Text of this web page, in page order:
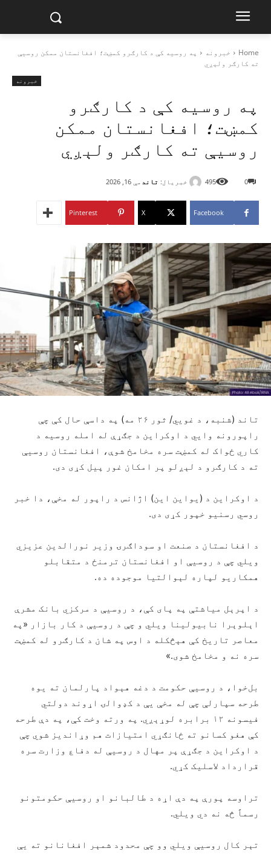
Home خبرونه
په روسیه کې د کارګرو کمښت؛ افغانستان ممکن روسیې
ته کارګر ولېږي
خبرونه
په روسیه کې د کارګرو
کمښت؛ افغانستان ممکن
روسیې ته کارګر ولېږي
خبریال: تاند مې 16, 2026 0
495
Facebook
X
Pinterest
تاند (شنبه، د غويي/ ثور ۲۶ مه) په داسې حال کې چې
راپورونه وایي د اوکراین د جګړې له امله روسیه د
کاري ځواک له کمښت سره مخامخ شوې، افغانستان روسیې
ته د کارګرو د لېږلو پر امکان غور پیل کړی دی.
د اوکراین د (یواین این) اژانس د راپور له مخې، دا خبر
روسي رسنیو خپور کړی دی.
د افغانستان د صنعت او سوداګرۍ وزیر نورالدین عزیزي
ویلي چې د روسیې او افغانستان ترمنځ د متقابلو
همکاریو لپاره لېوالتیا موجوده ده.
د اپرېل میاشتې په پای کې، د روسیې د مرکزي بانک مشرې
اېلوېرا نابیولینا ویلي و چې د روسیې د کار بازار «په
معاصر تاریخ کې هېڅکله د اوس په شان د کارګرو له کمښت
سره نه و مخامخ شوی.»
بل‌خوا، د روسیې حکومت د دغه هېواد پارلمان ته یوه
طرحه سپارلې چې له مخې یې د کډوالۍ اړوند دولتي
فیسونه ۱۲ برابره لوړېږي. په ورته وخت کې، په دې طرحه
کې هغو کسانو ته ځانګړي امتیازات هم وړاندیز شوي چې
د اوکراین د جګړې پر مهال د روسیې له دفاع وزارت سره
قرارداد لاسلیک کړي.
تراوسه پورې په دې اړه د طالبانو او روسیې حکومتونو
رسماً څه نه دي ویلي.
تېر کال روسیې ویلي وو چې محدود شمېر افغانانو ته یې